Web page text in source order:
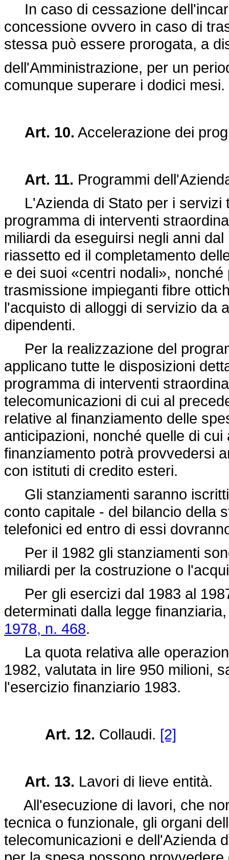
In caso di cessazione
concessione ovvero in caso di
stessa può essere prorogata, a
dell'Amministrazione, per un
comunque superare i dodici mesi.
Art. 10. Accelerazione dei
Art. 11. Programmi
L'Azienda di Stato per i servizi
programma di interventi
miliardi da eseguirsi negli anni
riassetto ed il completamento
e dei suoi «centri nodali»,
trasmissione impieganti fibre
l'acquisto di alloggi di servizio da
dipendenti.
Per la realizzazione del
applicano tutte le disposizioni
programma di interventi
telecomunicazioni di cui al
relative al finanziamento delle
anticipazioni, nonché quelle di
finanziamento potrà provvedersi
con istituti di credito esteri.
Gli stanziamenti saranno
conto capitale - del bilancio della
telefonici ed entro di essi
Per il 1982 gli stanziamenti
miliardi per la costruzione o
Per gli esercizi dal 1983 al
determinati dalla legge
1978, n. 468.
La quota relativa alle
1982, valutata in lire 950 milioni,
l'esercizio finanziario 1983.
Art. 12. Collaudi. [2]
Art. 13. Lavori di lieve entità.
All'esecuzione di lavori, che
tecnica o funzionale, gli organi
telecomunicazioni e dell'Azienda